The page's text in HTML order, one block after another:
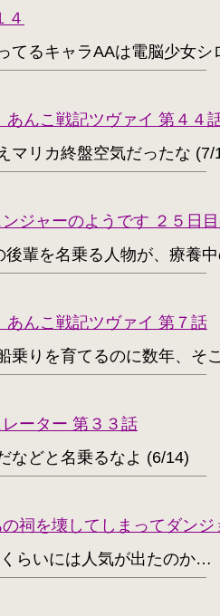
・
・ 夜神月【196】
【194】
ャク【188】
】
172】
４
てるキャラAAは電脳少女シ
あんこ戦記ツヴァイ 第４４
マリカ終盤空気だったな (7/
ジャーのようです ２５日
輩を名乗る人物が、療養
あんこ戦記ツヴァイ 第７話
乗りを育てるのに数年、そ
ーター 第３３話
などと名乗るなよ (6/14)
祠を壊してしまってダン
らいには人気が出たのか…